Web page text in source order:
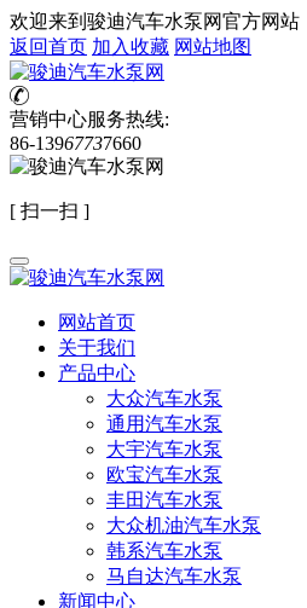
欢迎来到骏迪汽车水泵网官方网
返回首页 加入收藏 网站地图
营销中心服务热线:
86-13967737660
[ 扫一扫 ]
网站首页
关于我们
产品中心
大众汽车水泵
通用汽车水泵
大宇汽车水泵
欧宝汽车水泵
丰田汽车水泵
大众机油汽车水泵
韩系汽车水泵
马自达汽车水泵
新闻中心